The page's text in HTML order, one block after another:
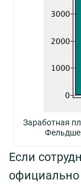
Заработная
Если
официально